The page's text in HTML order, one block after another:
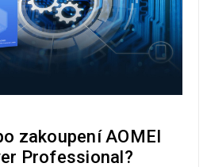
zakoupení AOMEI
Professional?